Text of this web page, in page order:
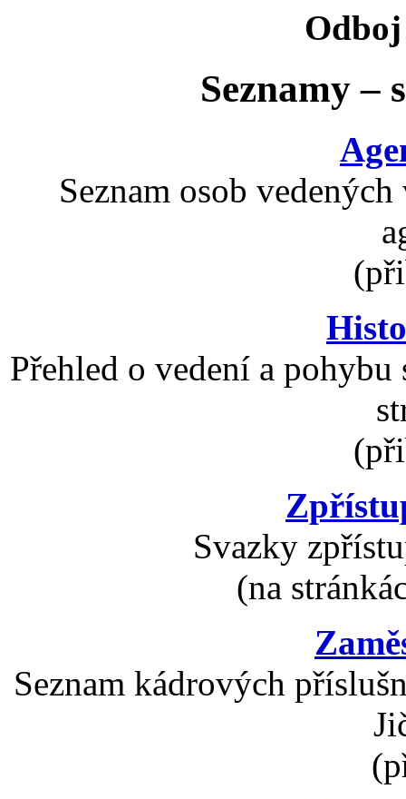
Seznamy –
Seznam osob
Přehled o vedení a
Svazky
(na
Seznam kádrových